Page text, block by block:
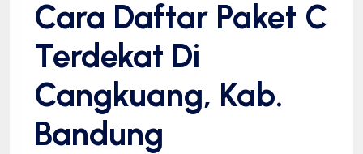
Cara Daftar Paket C
Terdekat Di
Cangkuang, Kab.
Bandung